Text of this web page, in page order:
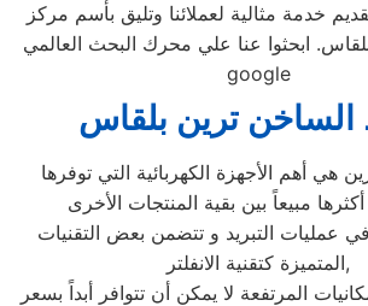
خدمة مثالية لعملائنا وتليق بأسم مركز
ابحثوا عنا علي محرك البحث العالمي
google
الساخن ترين بلقاس‏
هي أهم الأجهزة الكهربائية التي توفرها
في عمليات التبريد و تتضمن بعض التقنيات
المتميزة كتقنية الانفلتر,
المرتفعة لا يمكن أن تتوافر أبداً بسعر